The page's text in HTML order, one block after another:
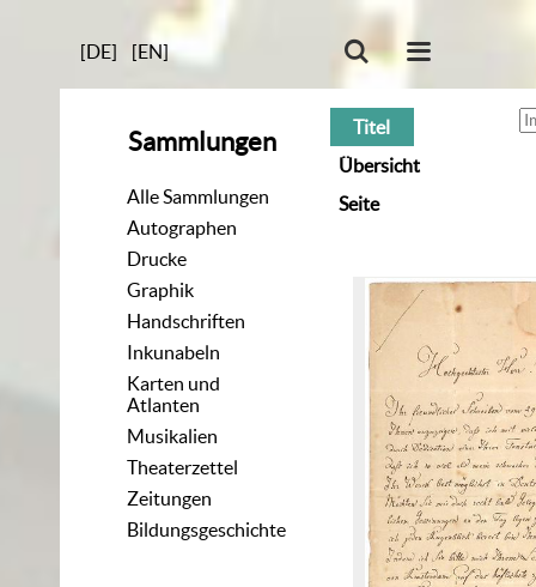
[DE] [EN]
Sammlungen
Alle Sammlungen
Autographen
Drucke
Graphik
Handschriften
Inkunabeln
Karten und
Atlanten
Musikalien
Theaterzettel
Zeitungen
Bildungsgeschichte
Titel
Übersicht
Seite